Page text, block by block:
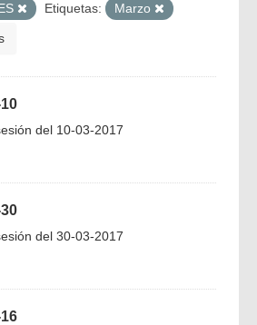
Etiquetas: Marzo
del 10-03-2017
del 30-03-2017